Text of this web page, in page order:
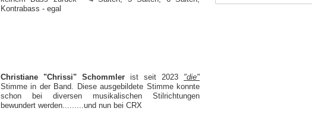
Kontrabass - egal
Christiane "Chrissi" Schommler ist seit 2023 "die"
Stimme in der Band. Diese ausgebildete Stimme konnte
schon bei diversen musikalischen Stilrichtungen
bewundert werden.........und nun bei CRX